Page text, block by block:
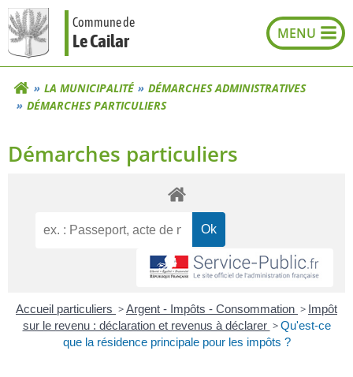
Aller
au
contenu
Commune de
Le Cailar
LA MUNICIPALITÉ
DÉMARCHES ADMINISTRATIVES
DÉMARCHES PARTICULIERS
Démarches particuliers
Accueil particuliers >Argent - Impôts - Consommation > Impôt
sur le revenu : déclaration et revenus à déclarer > Qu'est-ce
que la résidence principale pour les impôts ?